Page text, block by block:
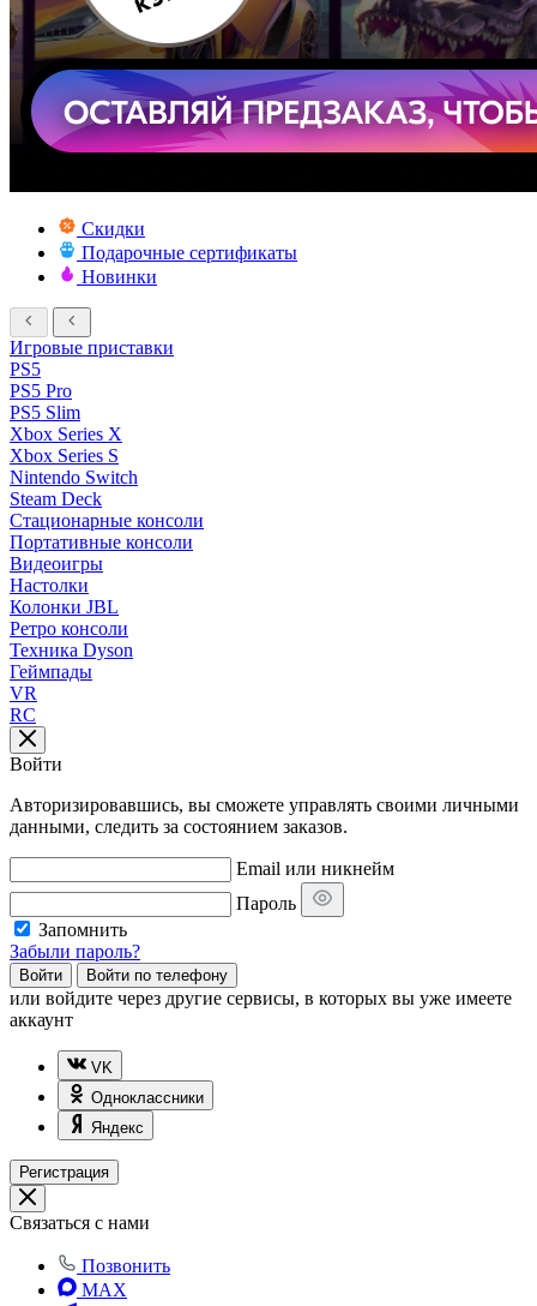
Скидки
Подарочные сертификаты
Новинки
Игровые приставки
PS5
PS5 Pro
PS5 Slim
Xbox Series X
Xbox Series S
Nintendo Switch
Steam Deck
Стационарные консоли
Портативные консоли
Видеоигры
Настолки
Колонки JBL
Ретро консоли
Техника Dyson
Геймпады
VR
RC
Войти
Авторизировавшись, вы сможете управлять своими личными
данными, следить за состоянием заказов.
Email или никнейм
Пароль
Запомнить
Забыли пароль?
Войти Войти по телефону
или войдите через другие сервисы, в которых вы уже имеете
аккаунт
VK
Одноклассники
Яндекс
Регистрация
Связаться с нами
Позвонить
MAX